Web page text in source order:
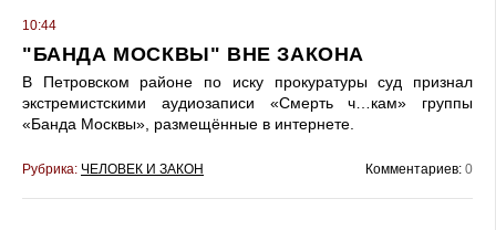
10:44
"БАНДА МОСКВЫ" ВНЕ ЗАКОНА
В Петровском районе по иску прокуратуры суд признал
экстремистскими аудиозаписи «Смерть ч…кам» группы
«Банда Москвы», размещённые в интернете.
Рубрика: ЧЕЛОВЕК И ЗАКОН Комментариев: 0